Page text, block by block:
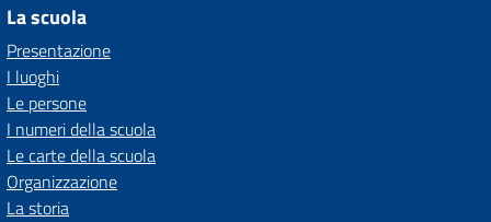
La scuola
Presentazione
I luoghi
Le persone
I numeri della scuola
Le carte della scuola
Organizzazione
La storia